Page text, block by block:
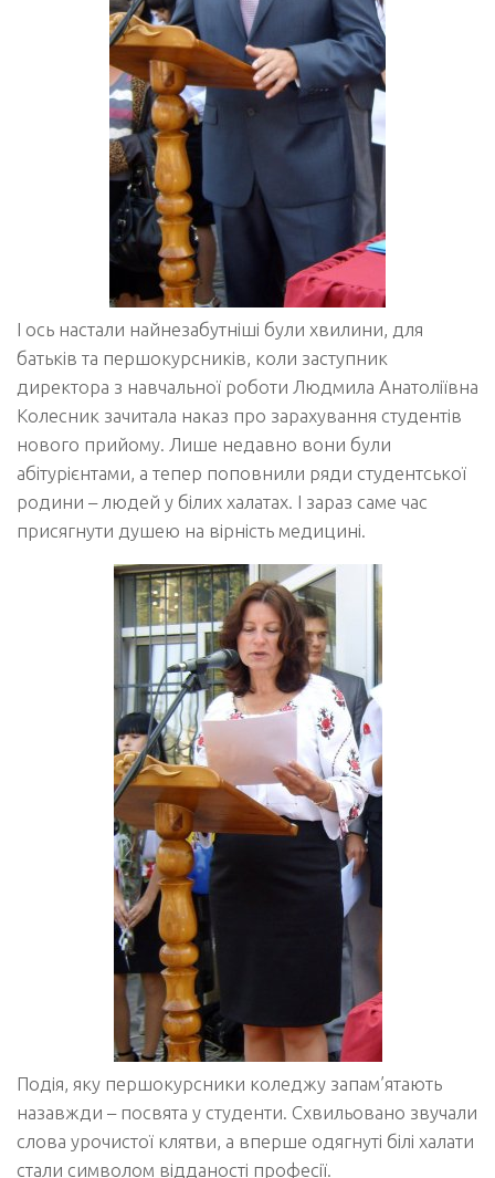
І ось настали найнезабутніші були хвилини, для
батьків та першокурсників, коли заступник
директора з навчальної роботи Людмила Анатоліївна
Колесник зачитала наказ про зарахування студентів
нового прийому. Лише недавно вони були
абітурієнтами, а тепер поповнили ряди студентської
родини – людей у білих халатах. І зараз саме час
присягнути душею на вірність медицині.
Подія, яку першокурсники коледжу запам’ятають
назавжди – посвята у студенти. Схвильовано звучали
слова урочистої клятви, а вперше одягнуті білі халати
стали символом відданості професії.